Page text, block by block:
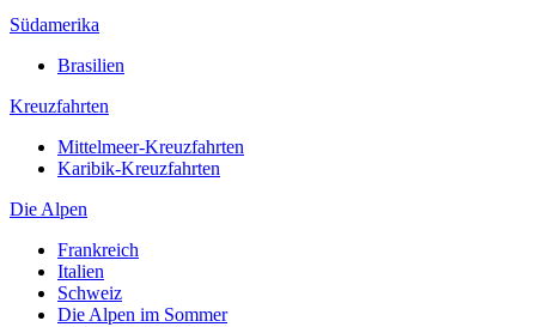
Südamerika
Brasilien
Kreuzfahrten
Mittelmeer-Kreuzfahrten
Karibik-Kreuzfahrten
Die Alpen
Frankreich
Italien
Schweiz
Die Alpen im Sommer